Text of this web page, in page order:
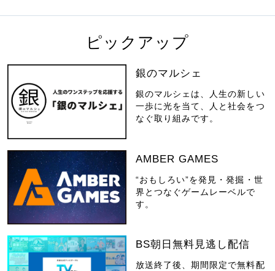
ピックアップ
銀のマルシェ
銀のマルシェは、人生の新しい
一歩に光を当て、人と社会をつ
なぐ取り組みです。
AMBER GAMES
“おもしろい”を発見・発掘・世
界とつなぐゲームレーベルで
す。
BS朝日無料見逃し配信
放送終了後、期間限定で無料配